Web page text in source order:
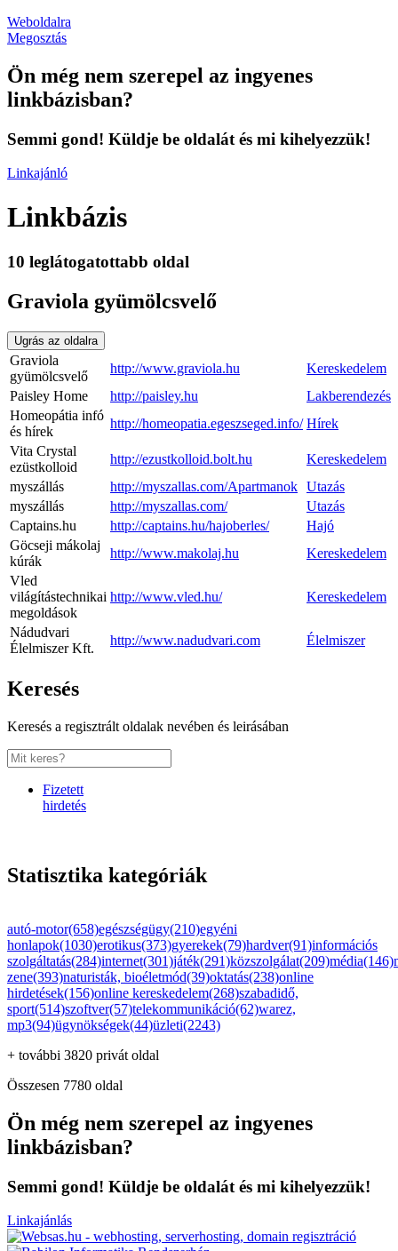
Weboldalra
Megosztás
Ön még nem szerepel az ingyenes
linkbázisban?
Semmi gond! Küldje be oldalát és mi kihelyezzük!
Linkajánló
Linkbázis
10 leglátogatottabb oldal
Graviola gyümölcsvelő
Ugrás az oldalra
Graviola
gyümölcsvelő
http://www.graviola.hu
Kereskedelem
Paisley Home
http://paisley.hu
Lakberendezés
Homeopátia infó
és hírek
http://homeopatia.egeszseged.info/ Hírek
Vita Crystal
ezüstkolloid
http://ezustkolloid.bolt.hu
Kereskedelem
myszállás
http://myszallas.com/Apartmanok Utazás
myszállás
http://myszallas.com/
Utazás
Captains.hu
http://captains.hu/hajoberles/
Hajó
Göcseji mákolaj
kúrák
http://www.makolaj.hu
Kereskedelem
Vled
világítástechnikai
megoldások
http://www.vled.hu/ Kereskedelem
Nádudvari
Élelmiszer Kft.
http://www.nadudvari.com Élelmiszer
Keresés
Keresés a regisztrált oldalak nevében és leirásában
Fizetett
hirdetés
Statisztika kategóriák
autó-motor(658)egészségügy(210)egyéni
honlapok(1030)erotikus(373)gyerekek(79)hardver(91)információs
szolgáltatás(284)internet(301)játék(291)közszolgálat(209)média(146)
zene(393)naturisták, bioéletmód(39)oktatás(238)online
hirdetések(156)online kereskedelem(268)szabadidő,
sport(514)szoftver(57)telekommunikáció(62)warez,
mp3(94)ügynökségek(44)üzleti(2243)
+ további 3820 privát oldal
Összesen 7780 oldal
Ön még nem szerepel az ingyenes
linkbázisban?
Semmi gond! Küldje be oldalát és mi kihelyezzük!
Linkajánlás